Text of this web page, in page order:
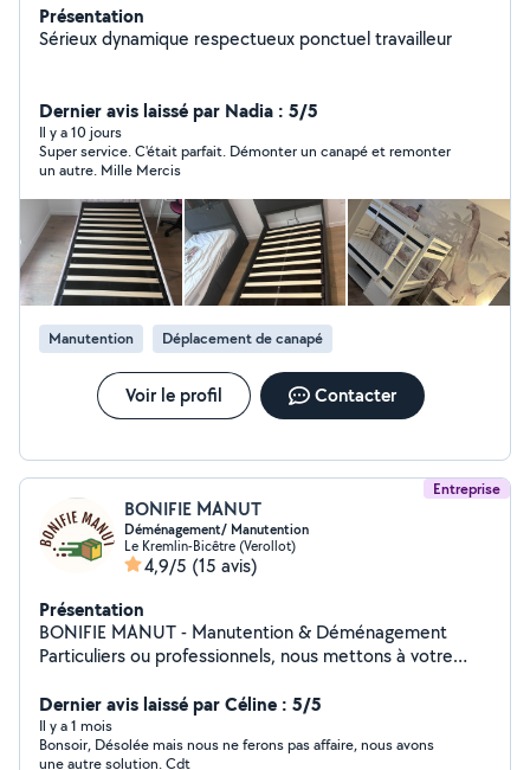
Présentation
Sérieux dynamique respectueux ponctuel travailleur
Dernier avis laissé par Nadia : 5/5
Il y a 10 jours
Super service. C'était parfait. Démonter un canapé et remonter
un autre. Mille Mercis
Manutention Déplacement de canapé
Voir le profil Contacter
Entreprise
BONIFIE MANUT
Déménagement/ Manutention
Le Kremlin-Bicêtre (Verollot)
4,9/5 (15 avis)
Présentation
BONIFIE MANUT - Manutention & Déménagement
Particuliers ou professionnels, nous mettons à votre
pour tous vos besoins en déménagement, manutention,
ainsi que le montage et démontage de meubles. Nos
services : Pour les particuliers : aide au déménagement,
Dernier avis laissé par Céline : 5/5
Il y a 1 mois
Bonsoir, Désolée mais nous ne ferons pas affaire, nous avons
une autre solution. Cdt